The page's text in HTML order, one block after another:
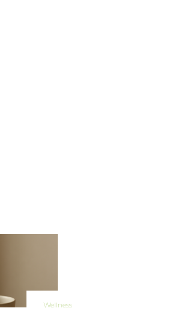
Wellness